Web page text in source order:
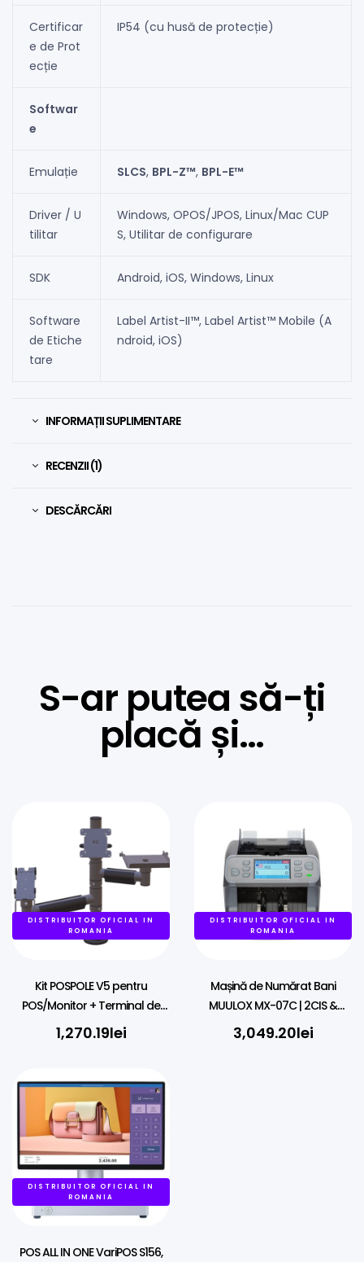
Certificar
e de Prot
ecție
IP54 (cu husă de protecție)
Softwar
e
Emulație SLCS, BPL-Z™, BPL-E™
Driver / U
tilitar
Windows, OPOS/JPOS, Linux/Mac CUP
S, Utilitar de configurare
SDK Android, iOS, Windows, Linux
Software
de Etiche
tare
Label Artist-II™, Label Artist™ Mobile (A
ndroid, iOS)
INFORMAȚII SUPLIMENTARE
RECENZII (1)
DESCĂRCĂRI
S-ar putea să-ți
placă și…
DISTRIBUITOR OFICIAL IN
ROMANIA
Kit POSPOLE V5 pentru
POS/Monitor + Terminal de
Plati Universal + Imprimanta
1,270.19lei
DISTRIBUITOR OFICIAL IN
ROMANIA
Mașină de Numărat Bani
MUULOX MX-07C | 2CIS &
Detecție Falsuri
3,049.20lei
DISTRIBUITOR OFICIAL IN
ROMANIA
POS ALL IN ONE VariPOS S156,